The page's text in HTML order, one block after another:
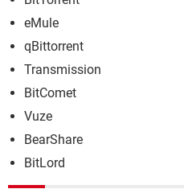
eMule
qBittorrent
Transmission
BitComet
Vuze
BearShare
BitLord